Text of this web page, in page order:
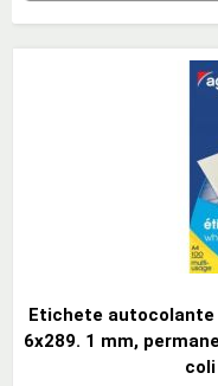
Etichete autocolante
6x289. 1 mm,